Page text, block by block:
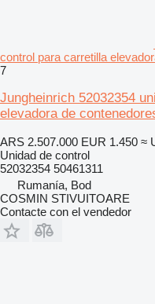
control para carretilla
7
Jungheinrich 52032354
elevadora de
ARS 2.507.000 EUR 1.450 ≈
Unidad de control
52032354 50461311
Rumanía, Bod
COSMIN STIVUITOARE
Contacte con el vendedor